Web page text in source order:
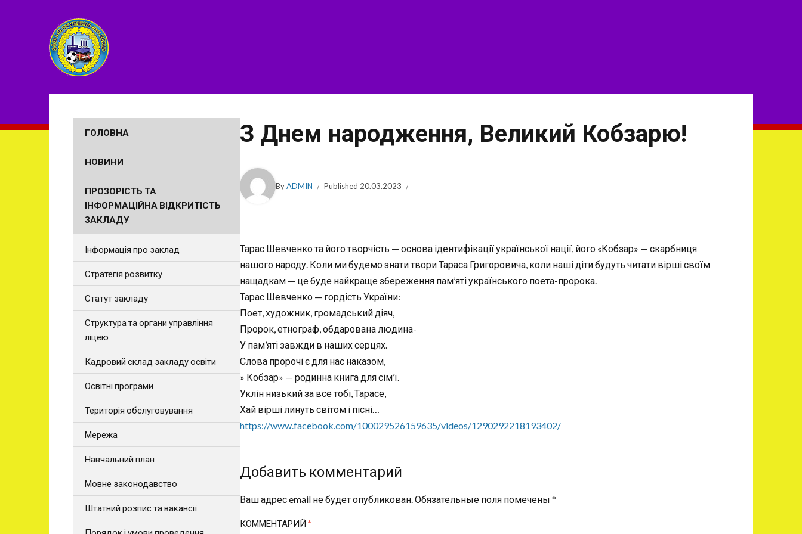
З Днем народження, Великий Кобзарю!
ByADMIN Published 20.03.2023
Тарас Шевченко та його творчість — основа ідентифікації української нації, його «Кобзар» — скарбниця
нашого народу. Коли ми будемо знати твори Тараса Григоровича, коли наші діти будуть читати вірші своїм
нащадкам — це буде найкраще збереження пам’яті українського поета-пророка.
Тарас Шевченко — гордість України:
Поет, художник, громадський діяч,
Пророк, етнограф, обдарована людина-
У пам’яті завжди в наших серцях.
Слова пророчі є для нас наказом,
» Кобзар» — родинна книга для сім’ї.
Уклін низький за все тобі, Тарасе,
Хай вірші линуть світом і пісні…
https://www.facebook.com/100029526159635/videos/1290292218193402/
Добавить комментарий
Ваш адрес email не будет опубликован.Обязательные поля помечены *
КОММЕНТАРИЙ *
ГОЛОВНА
НОВИНИ
ПРОЗОРІСТЬ ТА
ІНФОРМАЦІЙНА ВІДКРИТІСТЬ
ЗАКЛАДУ
Інформація про заклад
Стратегія розвитку
Статут закладу
Структура та органи управління
ліцею
Кадровий склад закладу освіти
Освітні програми
Територія обслуговування
Мережа
Навчальний план
Мовне законодавство
Штатний розпис та вакансії